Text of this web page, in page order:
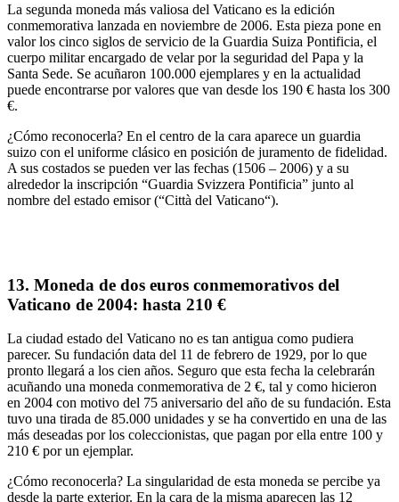
La segunda moneda más valiosa del Vaticano es la edición
conmemorativa lanzada en noviembre de 2006. Esta pieza pone en
valor los cinco siglos de servicio de la Guardia Suiza Pontificia, el
cuerpo militar encargado de velar por la seguridad del Papa y la
Santa Sede. Se acuñaron 100.000 ejemplares y en la actualidad
puede encontrarse por valores que van desde los 190 € hasta los 300
€.
¿Cómo reconocerla? En el centro de la cara aparece un guardia
suizo con el uniforme clásico en posición de juramento de fidelidad.
A sus costados se pueden ver las fechas (1506 – 2006) y a su
alrededor la inscripción “Guardia Svizzera Pontificia” junto al
nombre del estado emisor (“Città del Vaticano“).
13. Moneda de dos euros conmemorativos del
Vaticano de 2004: hasta 210 €
La ciudad estado del Vaticano no es tan antigua como pudiera
parecer. Su fundación data del 11 de febrero de 1929, por lo que
pronto llegará a los cien años. Seguro que esta fecha la celebrarán
acuñando una moneda conmemorativa de 2 €, tal y como hicieron
en 2004 con motivo del 75 aniversario del año de su fundación. Esta
tuvo una tirada de 85.000 unidades y se ha convertido en una de las
más deseadas por los coleccionistas, que pagan por ella entre 100 y
210 € por un ejemplar.
¿Cómo reconocerla? La singularidad de esta moneda se percibe ya
desde la parte exterior. En la cara de la misma aparecen las 12